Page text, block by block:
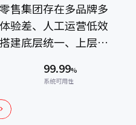
选择携手技术伙伴联蔚数
级会员数字化项目的落
员数据基座，并计划引入
，系统性地提升会员触达
询